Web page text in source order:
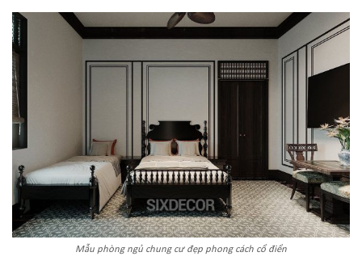
Mẫu phòng ngủ chung cư đẹp phong cách cổ điển